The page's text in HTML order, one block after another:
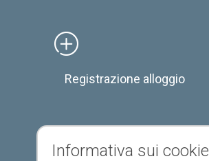
Registrazione alloggio
Informativa sui cookie